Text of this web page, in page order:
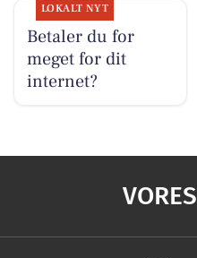
LOKALT NYT
Betaler du for
meget for dit
internet?
VORES